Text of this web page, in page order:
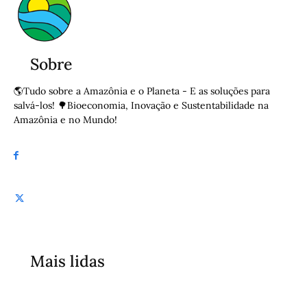
Sobre
🌎Tudo sobre a Amazônia e o Planeta - E as soluções para
salvá-los! 🌳Bioeconomia, Inovação e Sustentabilidade na
Amazônia e no Mundo!
Mais lidas